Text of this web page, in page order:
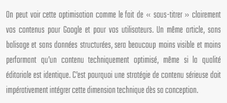
On peut voir cette optimisation comme le fait de « sous-titrer » clairement
vos contenus pour Google et pour vos utilisateurs. Un même article, sans
balisage et sans données structurées, sera beaucoup moins visible et moins
performant qu’un contenu techniquement optimisé, même si la qualité
éditoriale est identique. C’est pourquoi une stratégie de contenu sérieuse doit
impérativement intégrer cette dimension technique dès sa conception.